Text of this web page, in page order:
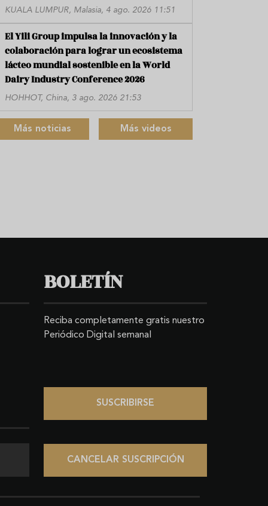
KUALA LUMPUR, Malasia, 4 ago. 2026 11:51
El Yili Group impulsa la innovación y la
colaboración para lograr un ecosistema
lácteo mundial sostenible en la World
Dairy Industry Conference 2026
HOHHOT, China, 3 ago. 2026 21:53
Más noticias Más videos
BOLETÍN
Reciba completamente gratis nuestro
Periódico Digital semanal
SUSCRIBIRSE
CANCELAR SUSCRIPCIÓN